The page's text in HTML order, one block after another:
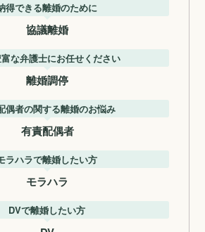
得できる離婚のために
協議離婚
な弁護士にお任せください
離婚調停
偶者の関する離婚のお悩み
有責配偶者
ラハラで離婚したい方
モラハラ
DVで離婚したい方